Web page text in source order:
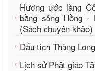
Hương ước làng
bằng sông Hồng
(Sách chuyên khảo)
Dấu tích Thăng Long
Lịch sử Phật giáo